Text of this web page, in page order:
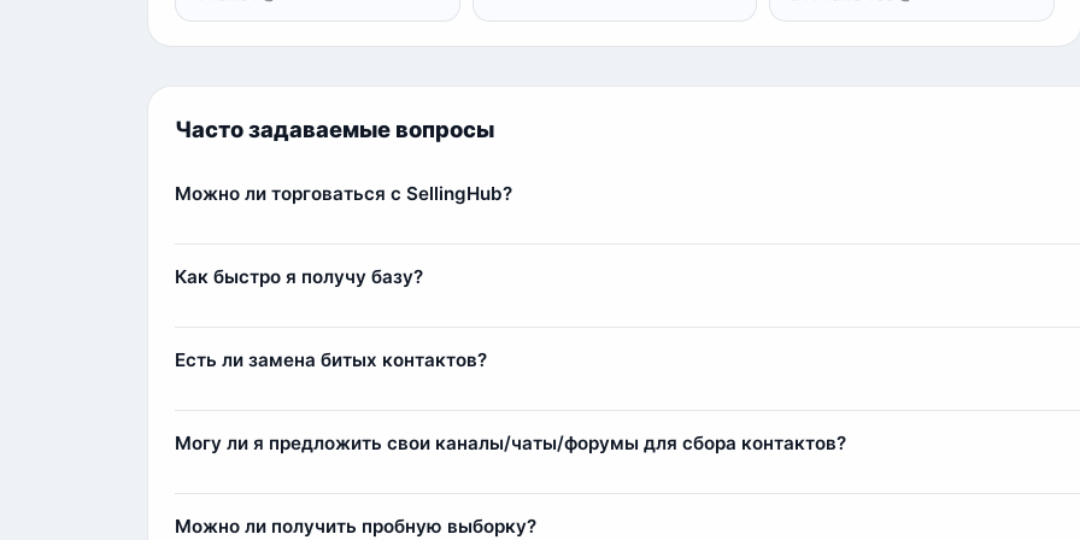
Часто задаваемые вопросы
Можно ли торговаться с SellingHub?
Самым любимым клиентам мы можем выдавать дополнительные контакты в качестве подарка.
Как быстро я получу базу?
несколько минут.
Есть ли замена битых контактов?
контакты (заблокированные аккаунты или невалидные username), вы можете выбрать эти контакты и
компенсации мы добавим дополнительные контакты.
Могу ли я предложить свои каналы/чаты/форумы для сбора контактов?
1) Мы парсим и выкладываем контакты у себя, стоимость от 1 до 25 рублей за лид.
Можно ли получить пробную выборку?